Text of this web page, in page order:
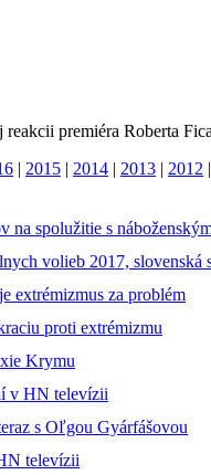
reakcii premiéra Roberta
| 2015 | 2014 | 2013 | 2012
na spolužitie s
volieb 2017, slovenská
extrémizmus za problém
proti extrémizmu
Krymu
v HN televízii
s Oľgou Gyárfášovou
televízii